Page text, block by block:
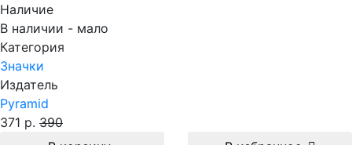
Наличие
В наличии - мало
Категория
Значки
Издатель
Pyramid
371 р. 390